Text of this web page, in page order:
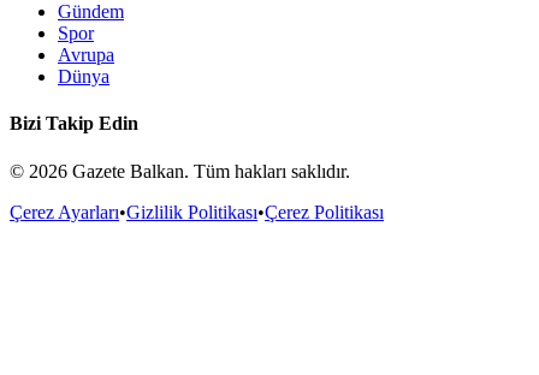
Gündem
Spor
Avrupa
Dünya
Bizi Takip Edin
© 2026 Gazete Balkan. Tüm hakları saklıdır.
Çerez Ayarları•Gizlilik Politikası•Çerez Politikası